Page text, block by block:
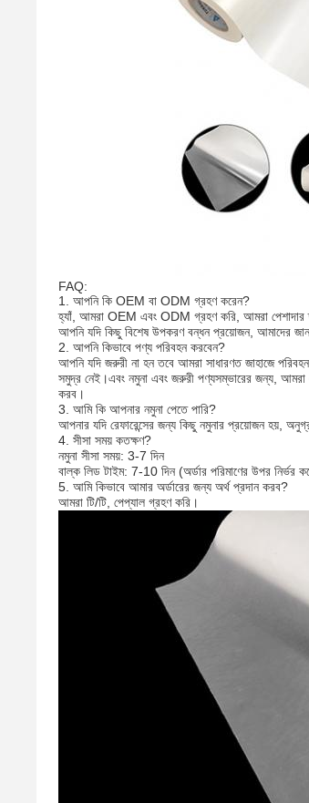
FAQ:
1. আপনি কি OEM বা ODM গ্রহণ করেন?
হ্যাঁ, আমরা OEM এবং ODM গ্রহণ করি, আমরা পেশাদার
আপনি যদি কিছু বিশেষ উপকরণ বন্ধন প্রয়োজন, আমাদের
2. আপনি কিভাবে পণ্য পরিবহন করবেন?
আপনি যদি জরুরী না হন তবে আমরা সাধারণত জাহাজে
সমুদ্র নেই।এবং নমুনা এবং জরুরী পণ্যসম্ভারের জন্য,
করব।
3. আমি কি আপনার নমুনা পেতে পারি?
আপনার যদি রেফারেন্সের জন্য কিছু নমুনার প্রয়োজন হয়,
4. সীসা সময় কতক্ষণ?
নমুনা সীসা সময়: 3-7 দিন
বাল্ক লিড টাইম: 7-10 দিন (অর্ডার পরিমাণের উপর নির্ভর
5. আমি কিভাবে আমার অর্ডারের জন্য অর্থ প্রদান করব?
আমরা টি/টি, পেপ্যাল ​​গ্রহণ করি।